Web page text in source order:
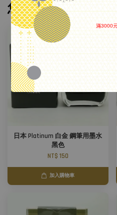
滿3000
您可能也喜歡
日本 Platinum 白金 鋼筆用墨水
黑色
NT$ 150
加入購物車